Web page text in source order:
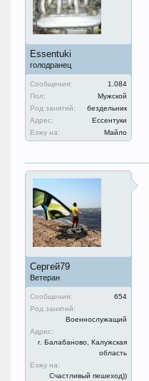
Essentuki
голодранец
Сообщения:
1.084
Пол:
Мужской
Род занятий:
бездельник
Адрес:
Ессентуки
Езжу на:
Майло
Сергей79
Ветеран
Сообщения:
654
Род занятий:
Военнослужащий
Адрес:
г. Балабаново, Калужская
область
Езжу на:
Счастливый пешеход))